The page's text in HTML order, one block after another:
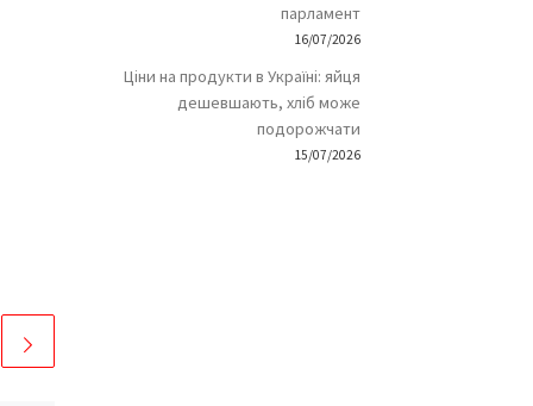
парламент
16/07/2026
Ціни на продукти в Україні: яйця
дешевшають, хліб може
подорожчати
15/07/2026